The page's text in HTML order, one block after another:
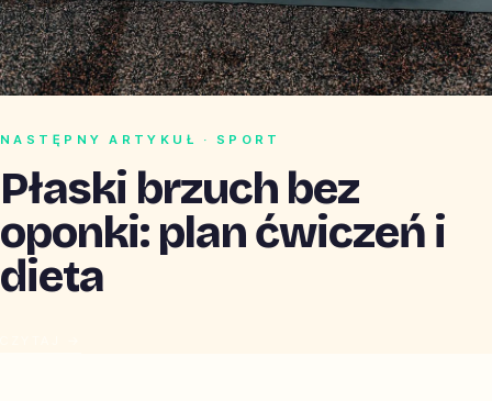
NASTĘPNY ARTYKUŁ · SPORT
Płaski brzuch bez
oponki: plan ćwiczeń i
dieta